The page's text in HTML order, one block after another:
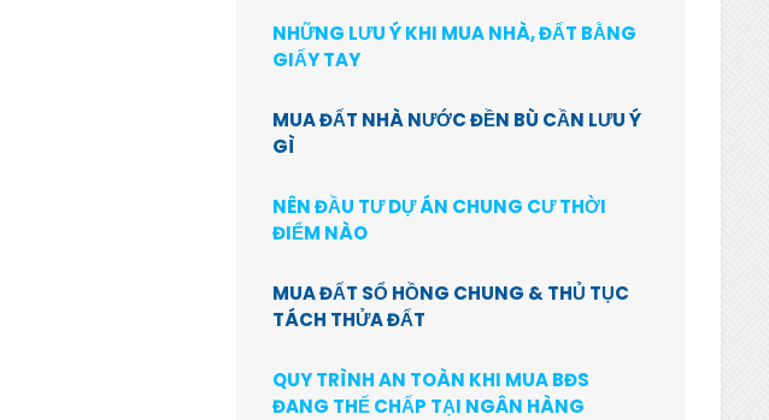
NHỮNG LƯU Ý KHI MUA NHÀ, ĐẤT BẰNG
GIẤY TAY
MUA ĐẤT NHÀ NƯỚC ĐỀN BÙ CẦN LƯU Ý
GÌ
NÊN ĐẦU TƯ DỰ ÁN CHUNG CƯ THỜI
ĐIỂM NÀO
MUA ĐẤT SỔ HỒNG CHUNG & THỦ TỤC
TÁCH THỬA ĐẤT
QUY TRÌNH AN TOÀN KHI MUA BĐS
ĐANG THẾ CHẤP TẠI NGÂN HÀNG